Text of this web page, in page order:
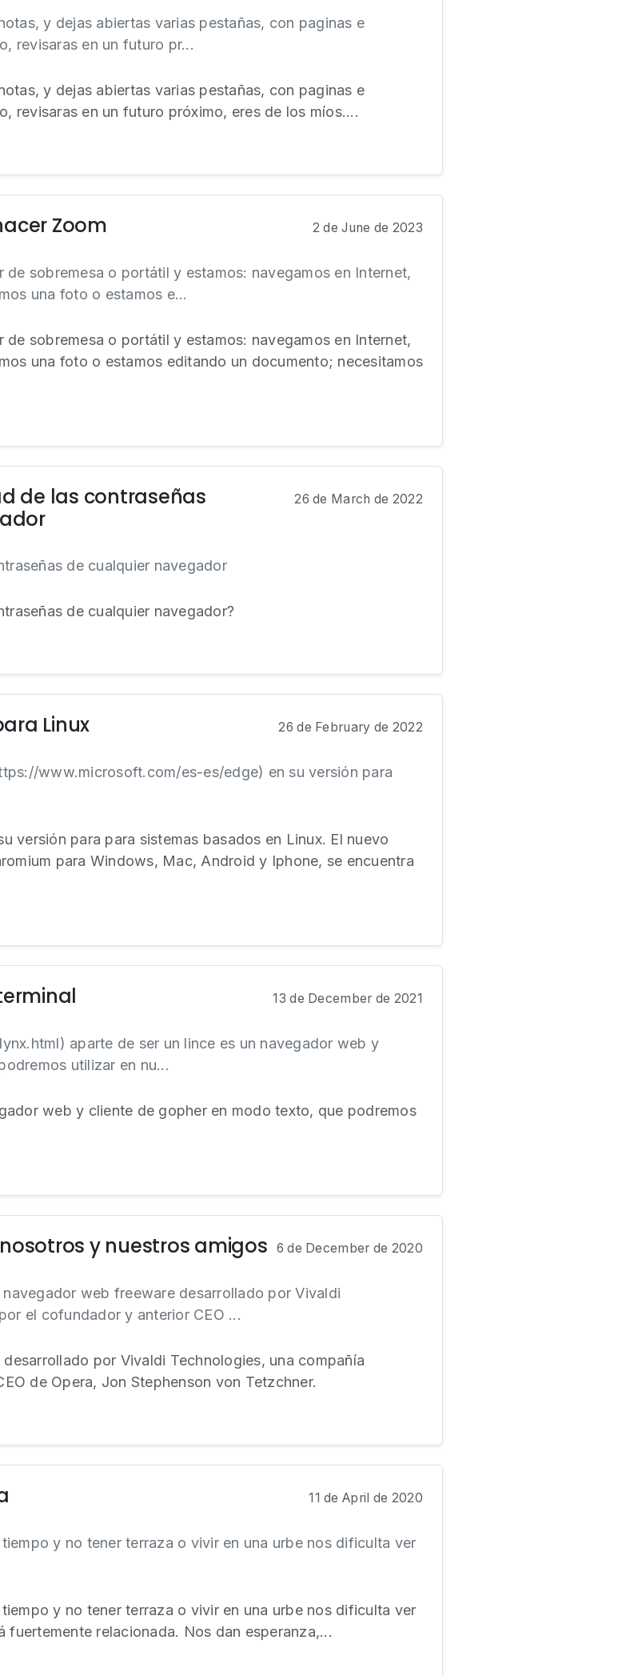
y dejas abiertas varias pestañas, con paginas e
revisaras en un futuro pr...
y dejas abiertas varias pestañas, con paginas e
revisaras en un futuro próximo, eres de los míos....
Zoom 2 de June de 2023
sobremesa o portátil y estamos: navegamos en Internet,
una foto o estamos e...
sobremesa o portátil y estamos: navegamos en Internet,
una foto o estamos editando un documento; necesitamos
de las contraseñas
26 de March de 2022
de cualquier navegador
de cualquier navegador?
Linux 26 de February de 2022
www.microsoft.com/es-es/edge) en su versión para
versión para para sistemas basados en Linux. El nuevo
para Windows, Mac, Android y Iphone, se encuentra
13 de December de 2021
aparte de ser un lince es un navegador web y
utilizar en nu...
web y cliente de gopher en modo texto, que podremos
y nuestros amigos 6 de December de 2020
web freeware desarrollado por Vivaldi
el cofundador y anterior CEO ...
por Vivaldi Technologies, una compañía
de Opera, Jon Stephenson von Tetzchner.
11 de April de 2020
y no tener terraza o vivir en una urbe nos dificulta ver
y no tener terraza o vivir en una urbe nos dificulta ver
fuertemente relacionada. Nos dan esperanza,...